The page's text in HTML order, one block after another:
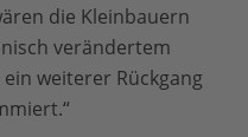
die Kleinbauern
verändertem
weiterer Rückgang